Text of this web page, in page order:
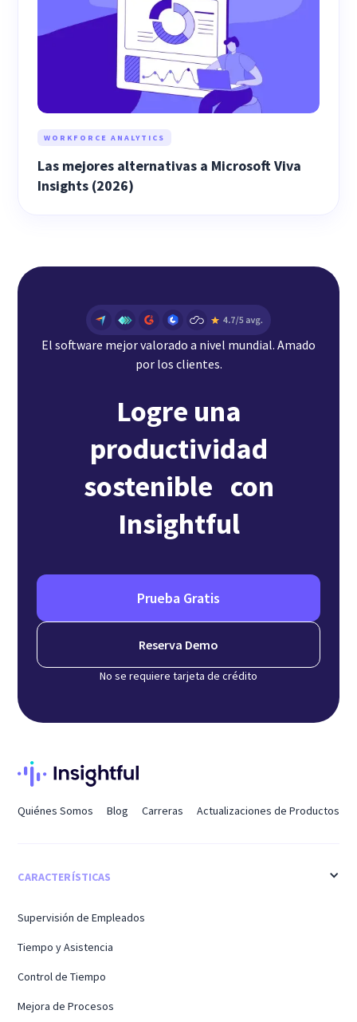
WORKFORCE ANALYTICS
Las mejores alternativas a Microsoft Viva
Insights (2026)
El software mejor valorado a nivel mundial. Amado
por los clientes.
Logre una
productividad
sostenible con
Insightful
Prueba Gratis
Reserva Demo
No se requiere tarjeta de crédito
Quiénes Somos Blog Carreras Actualizaciones de Productos
CARACTERÍSTICAS
Supervisión de Empleados
Tiempo y Asistencia
Control de Tiempo
Mejora de Procesos